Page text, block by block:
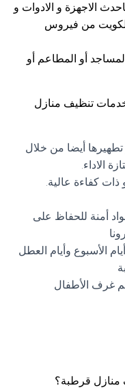
الاجهزة و الادوات و
الكويت من فيروس
أو المطاعم أو
تنظيف منازل
أيضا من خلال
الاداء.
ذات كفاءة عالية.
أمنة للحفاظ على
وطيلة أيام الأسبوع وأيام العطل
غرف الأطفال
قرطبة؟